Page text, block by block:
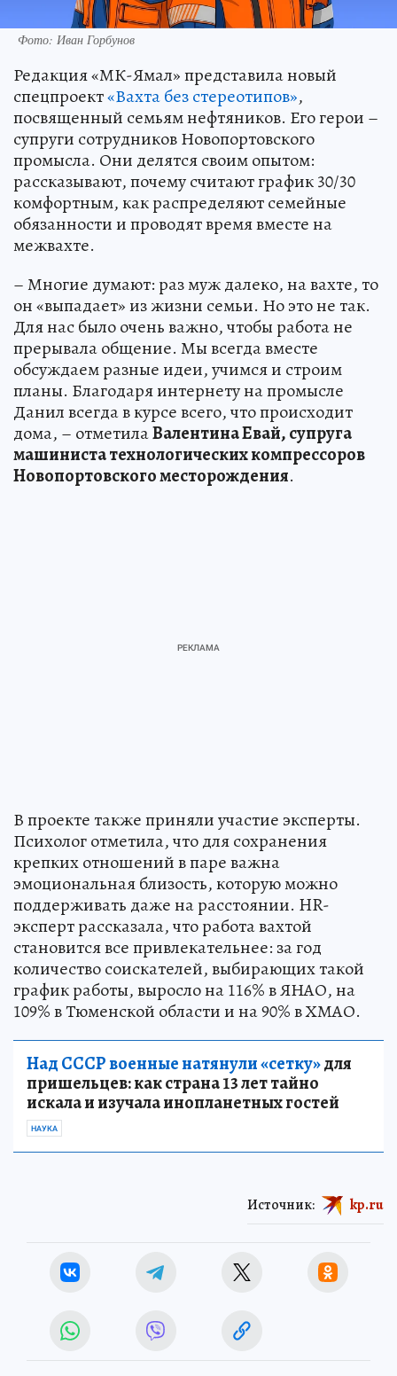
Фото: Иван Горбунов
Редакция «МК-Ямал» представила новый
спецпроект«Вахта без стереотипов»,
посвященный семьям нефтяников. Его герои –
супруги сотрудников Новопортовского
промысла. Они делятся своим опытом:
рассказывают, почему считают график 30/30
комфортным, как распределяют семейные
обязанности и проводят время вместе на
межвахте.
– Многие думают: раз муж далеко, на вахте, то
он «выпадает» из жизни семьи. Но это не так.
Для нас было очень важно, чтобы работа не
прерывала общение. Мы всегда вместе
обсуждаем разные идеи, учимся и строим
планы. Благодаря интернету на промысле
Данил всегда в курсе всего, что происходит
дома, – отметилаВалентина Евай, супруга
машиниста технологических компрессоров
Новопортовского месторождения.
В проекте также приняли участие эксперты.
Психолог отметила, что для сохранения
крепких отношений в паре важна
эмоциональная близость, которую можно
поддерживать даже на расстоянии. HR-
эксперт рассказала, что работа вахтой
становится все привлекательнее: за год
количество соискателей, выбирающих такой
график работы, выросло на 116% в ЯНАО, на
109% в Тюменской области и на 90% в ХМАО.
Над СССР военные натянули «сетку»для
пришельцев: как страна 13 лет тайно
искала и изучала инопланетных гостей
НАУКА
Источник: kp.ru